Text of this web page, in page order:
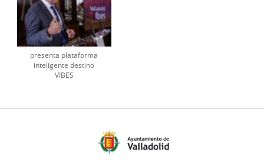
presenta plataforma
inteligente destino
VIBES